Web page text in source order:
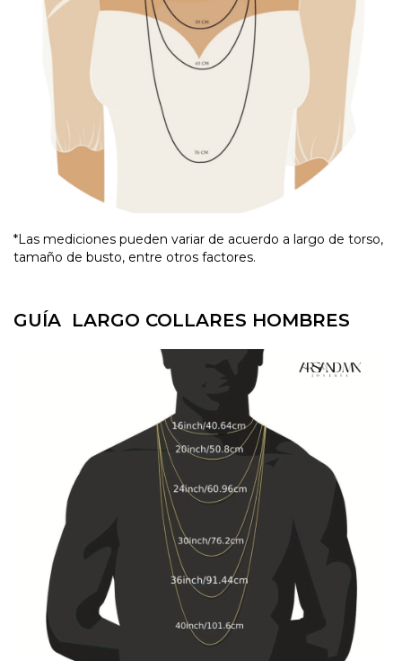
*Las mediciones pueden variar de acuerdo a largo de torso,
tamaño de busto, entre otros factores.
GUÍA LARGO COLLARES HOMBRES